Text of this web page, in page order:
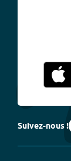
Suivez-nous !